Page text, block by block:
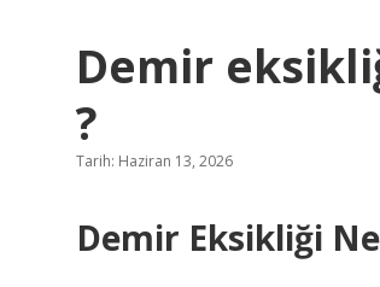
Demir
?
Tarih: Haziran 13, 2026
Demir Eksikliği